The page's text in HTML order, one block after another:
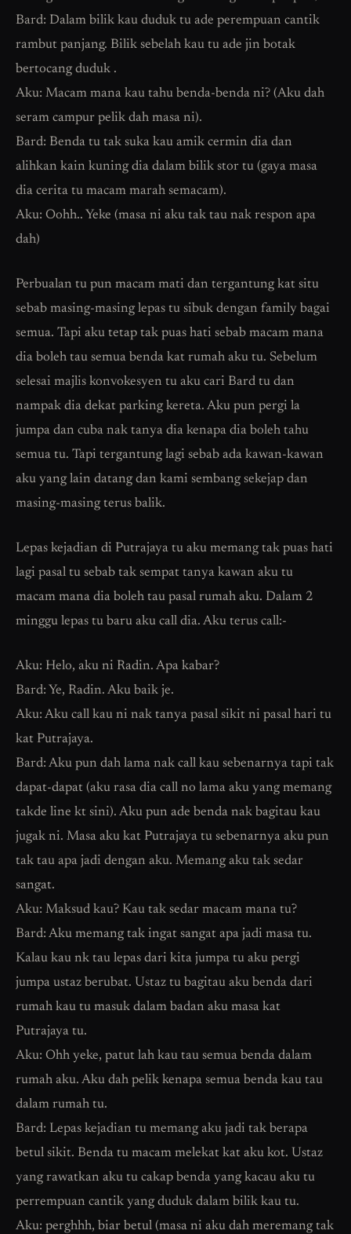
Bard: Dalam bilik kau duduk tu ade perempuan cantik
rambut panjang. Bilik sebelah kau tu ade jin botak
bertocang duduk .
Aku: Macam mana kau tahu benda-benda ni? (Aku dah
seram campur pelik dah masa ni).
Bard: Benda tu tak suka kau amik cermin dia dan
alihkan kain kuning dia dalam bilik stor tu (gaya masa
dia cerita tu macam marah semacam).
Aku: Oohh.. Yeke (masa ni aku tak tau nak respon apa
dah)
Perbualan tu pun macam mati dan tergantung kat situ
sebab masing-masing lepas tu sibuk dengan family bagai
semua. Tapi aku tetap tak puas hati sebab macam mana
dia boleh tau semua benda kat rumah aku tu. Sebelum
selesai majlis konvokesyen tu aku cari Bard tu dan
nampak dia dekat parking kereta. Aku pun pergi la
jumpa dan cuba nak tanya dia kenapa dia boleh tahu
semua tu. Tapi tergantung lagi sebab ada kawan-kawan
aku yang lain datang dan kami sembang sekejap dan
masing-masing terus balik.
Lepas kejadian di Putrajaya tu aku memang tak puas hati
lagi pasal tu sebab tak sempat tanya kawan aku tu
macam mana dia boleh tau pasal rumah aku. Dalam 2
minggu lepas tu baru aku call dia. Aku terus call:-
Aku: Helo, aku ni Radin. Apa kabar?
Bard: Ye, Radin. Aku baik je.
Aku: Aku call kau ni nak tanya pasal sikit ni pasal hari tu
kat Putrajaya.
Bard: Aku pun dah lama nak call kau sebenarnya tapi tak
dapat-dapat (aku rasa dia call no lama aku yang memang
takde line kt sini). Aku pun ade benda nak bagitau kau
jugak ni. Masa aku kat Putrajaya tu sebenarnya aku pun
tak tau apa jadi dengan aku. Memang aku tak sedar
sangat.
Aku: Maksud kau? Kau tak sedar macam mana tu?
Bard: Aku memang tak ingat sangat apa jadi masa tu.
Kalau kau nk tau lepas dari kita jumpa tu aku pergi
jumpa ustaz berubat. Ustaz tu bagitau aku benda dari
rumah kau tu masuk dalam badan aku masa kat
Putrajaya tu.
Aku: Ohh yeke, patut lah kau tau semua benda dalam
rumah aku. Aku dah pelik kenapa semua benda kau tau
dalam rumah tu.
Bard: Lepas kejadian tu memang aku jadi tak berapa
betul sikit. Benda tu macam melekat kat aku kot. Ustaz
yang rawatkan aku tu cakap benda yang kacau aku tu
perrempuan cantik yang duduk dalam bilik kau tu.
Aku: perghhh, biar betul (masa ni aku dah meremang tak